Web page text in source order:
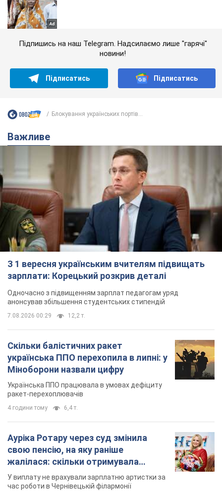
Підпишись на наш Telegram. Надсилаємо лише "гарячі"
новини!
Підписатись Підписатись
Блокування українських портів...
Важливе
З 1 вересня українським вчителям підвищать
зарплати: Корецький розкрив деталі
Одночасно з підвищенням зарплат педагогам уряд
анонсував збільшення студентських стипендій
7.08.2026 00:29 12,2 т.
Скільки балістичних ракет
українська ППО перехопила в липні: у
Міноборони назвали цифру
Українська ППО працювала в умовах дефіциту
ракет-перехоплювачів
4 години тому 6,4 т.
Ауріка Ротару через суд змінила
свою пенсію, на яку раніше
жалілася: скільки отримувала
співачка
У виплату не врахували зарплатню артистки за
час роботи в Чернівецькій філармонії